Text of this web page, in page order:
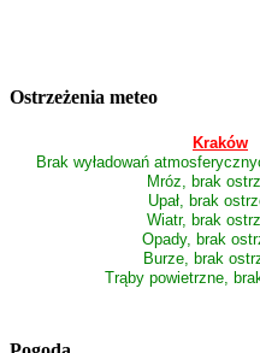
Ostrzeżenia meteo
Kraków
Brak wyładowań
Mróz, brak
Upał, brak
Wiatr, brak
Opady, brak
Burze, brak
Trąby powietrzne,